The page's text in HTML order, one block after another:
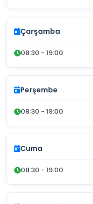
Çarşamba
08:30 - 19:00
Perşembe
08:30 - 19:00
Cuma
08:30 - 19:00